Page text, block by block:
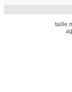
taille